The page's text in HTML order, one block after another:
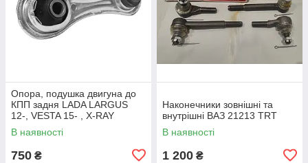
Опора, подушка двигуна до
КПП задня LADA LARGUS
12-, VESTA 15- , X-RAY
(8450031975)
В наявності
750 ₴
Наконечники зовнішні та
внутрішні ВАЗ 21213 TRT
В наявності
1 200 ₴